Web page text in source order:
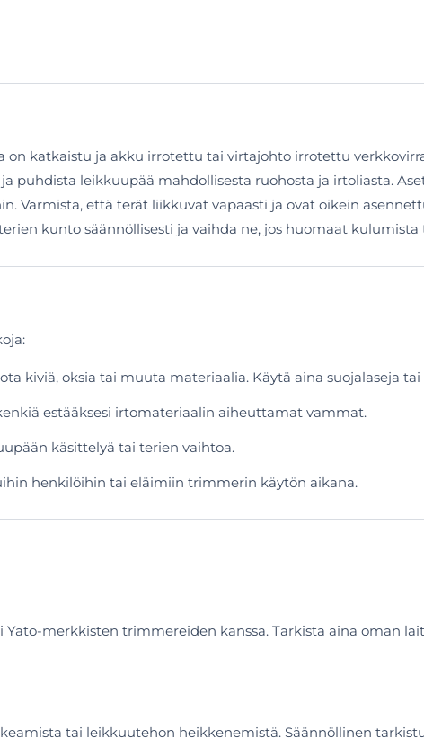
katkaistu ja akku irrotettu tai virtajohto irrotettu
puhdista leikkuupää mahdollisesta ruohosta ja irtoliasta.
Varmista, että terät liikkuvat vapaasti ja ovat oikein
kunto säännöllisesti ja vaihda ne, jos huomaat kulumista
kiviä, oksia tai muuta materiaalia. Käytä aina suojalaseja tai
estääksesi irtomateriaalin aiheuttamat vammat.
käsittelyä tai terien vaihtoa.
henkilöihin tai eläimiin trimmerin käytön aikana.
merkkisten trimmereiden kanssa. Tarkista aina oman
tai leikkuutehon heikkenemistä. Säännöllinen